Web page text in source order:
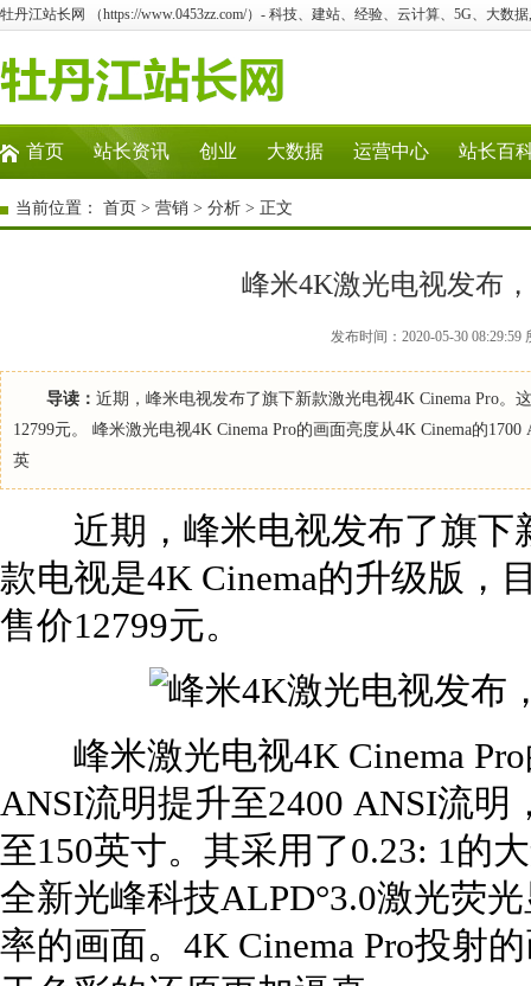
牡丹江站长网 （https://www.0453zz.com/）- 科技、建站、经验、云计算、5G、大数
首页 站长资讯 创业 大数据 运营中心 站长百
当前位置： 首页 > 营销 > 分析 > 正文
峰米4K激光电视发布
发布时间：2020-05-30
导读： 近期，峰米电视发布了旗下新款激光电视4K Cinema Pro。
12799元。 峰米激光电视4K Cinema Pro的画面亮度从4K Cinema的
英
近期，峰米电视发布了旗下
款电视是4K Cinema的升级版，
售价12799元。
峰米激光电视4K Cinema Pro
ANSI流明提升至2400 ANSI流
至150英寸。其采用了0.23: 1的
全新光峰科技ALPD°3.0激光荧
率的画面。4K Cinema Pro投射